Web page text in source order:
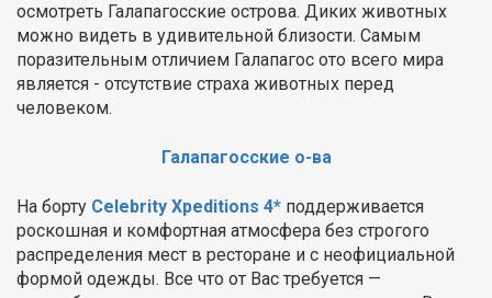
осмотреть Галапагосские острова. Диких животных
можно видеть в удивительной близости. Самым
поразительным отличием Галапагос ото всего мира
является - отсутствие страха животных перед
человеком.
Галапагосские о-ва
На борту Celebrity Xpeditions 4* поддерживается
роскошная и комфортная атмосфера без строгого
распределения мест в ресторане и с неофициальной
формой одежды. Все что от Вас требуется —